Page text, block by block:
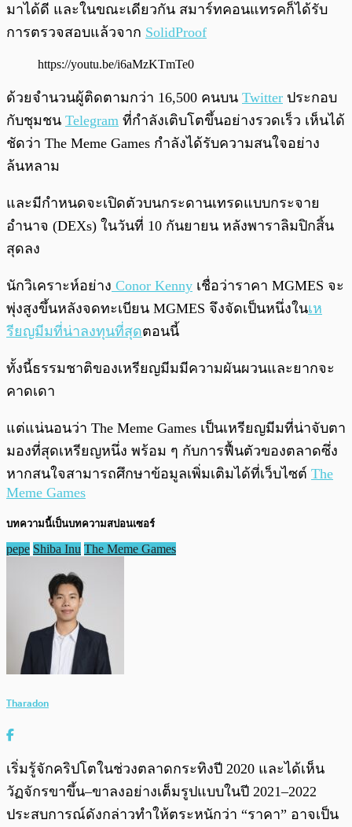
มาได้ดี และในขณะเดียวกัน สมาร์ทคอนแทรคก็ได้รับ
การตรวจสอบแล้วจาก SolidProof
https://youtu.be/i6aMzKTmTe0
ด้วยจำนวนผู้ติดตามกว่า 16,500 คนบน Twitter ประกอบ
กับชุมชน Telegram ที่กำลังเติบโตขึ้นอย่างรวดเร็ว เห็นได้
ชัดว่า The Meme Games กำลังได้รับความสนใจอย่าง
ล้นหลาม
และมีกำหนดจะเปิดตัวบนกระดานเทรดแบบกระจาย
อำนาจ (DEXs) ในวันที่ 10 กันยายน หลังพาราลิมปิกสิ้น
สุดลง
นักวิเคราะห์อย่าง Conor Kenny เชื่อว่าราคา MGMES จะ
พุ่งสูงขึ้นหลังจดทะเบียน MGMES จึงจัดเป็นหนึ่งในเห
รียญมีมที่น่าลงทุนที่สุดตอนนี้
ทั้งนี้ธรรมชาติของเหรียญมีมมีความผันผวนและยากจะ
คาดเดา
แต่แน่นอนว่า The Meme Games เป็นเหรียญมีมที่น่าจับตา
มองที่สุดเหรียญหนึ่ง พร้อม ๆ กับการฟื้นตัวของตลาดซึ่ง
หากสนใจสามารถศึกษาข้อมูลเพิ่มเติมได้ที่เว็บไซต์ The
Meme Games
บทความนี้เป็นบทความสปอนเซอร์
pepe Shiba Inu The Meme Games
Tharadon
เริ่มรู้จักคริปโตในช่วงตลาดกระทิงปี 2020 และได้เห็น
วัฏจักรขาขึ้น–ขาลงอย่างเต็มรูปแบบในปี 2021–2022
ประสบการณ์ดังกล่าวทำให้ตระหนักว่า “ราคา” อาจเป็น